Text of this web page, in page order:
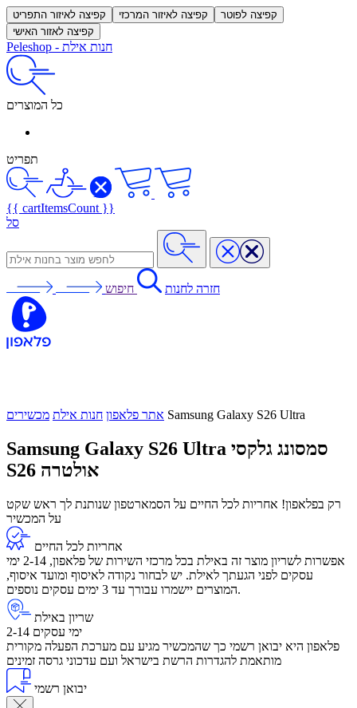
קפיצה לאיזור התפריט קפיצה לאיזור המרכזי
קפיצה לפוטר
קפיצה לאזור האישי
Peleshop - חנות אילת
כל המוצרים
תפריט
{{ cartItemsCount }}
סל
חזרה לחנות חיפוש
אתר פלאפון חנות אילת מכשירים Samsung Galaxy S26 Ultra
Samsung Galaxy S26 Ultra סמסונג גלקסי
S26 אולטרה
רק בפלאפון! אחריות לכל החיים על הסמארטפון שנותנת לך ראש שקט
על המכשיר
אחריות לכל החיים
אפשרות לשריון מוצר זה באילת בכל מרכזי השירות של פלאפון, 2-14 ימי
עסקים לפני הגעתך לאילת. יש לבחור נקודה לאיסוף ומועד איסוף,
המוצרים יישמרו עבורך עד 3 ימים עסקים נוספים.
שריון באילת
2-14 ימי עסקים
פלאפון היא יבואן רשמי כך שהמכשיר מגיע עם מערכת הפעלה מקורית
מותאמת להגדרות הרשת בישראל ועם עדכוני גרסה זמינים
יבואן רשמי